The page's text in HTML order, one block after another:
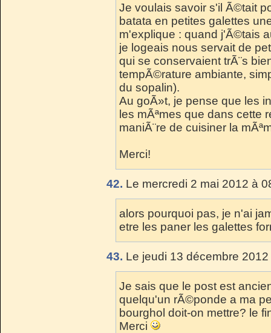
Je voulais savoir s'il Ã©tait
batata en petites galettes
m'explique : quand j'Ã©tais
je logeais nous servait de
qui se conservaient trÃ¨s
tempÃ©rature ambiante,
du sopalin).
Au goÃ»t, je pense que les
les mÃªmes que dans cette
maniÃ¨re de cuisiner la
Merci!
42. Le mercredi 2 mai 2012 à
alors pourquoi pas, je n'ai
etre les paner les galettes
43. Le jeudi 13 décembre
Je sais que le post est
quelqu'un rÃ©ponde a ma
bourghol doit-on mettre? le
Merci